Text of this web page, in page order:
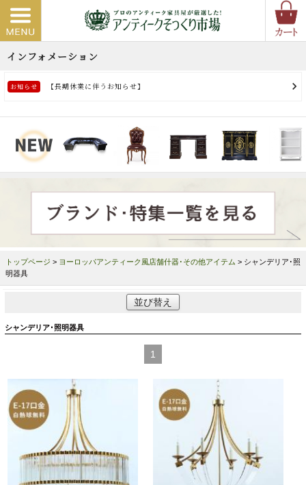
トップページ > ヨーロッパアンティーク風店舗什器･その他アイテム > シャンデリア･照
明器具
並び替え
シャンデリア･照明器具
1